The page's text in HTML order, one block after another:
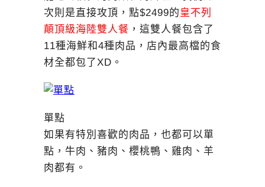
次則是直接攻頂，點$2499的 皇不列
顛頂級海陸雙人餐 ，這雙人餐包含了
11種海鮮和4種肉品，店內最高檔的食
材全都包了XD。
單點
如果有特別喜歡的肉品，也都可以單
點，牛肉、豬肉、櫻桃鴨、雞肉、羊
肉都有。